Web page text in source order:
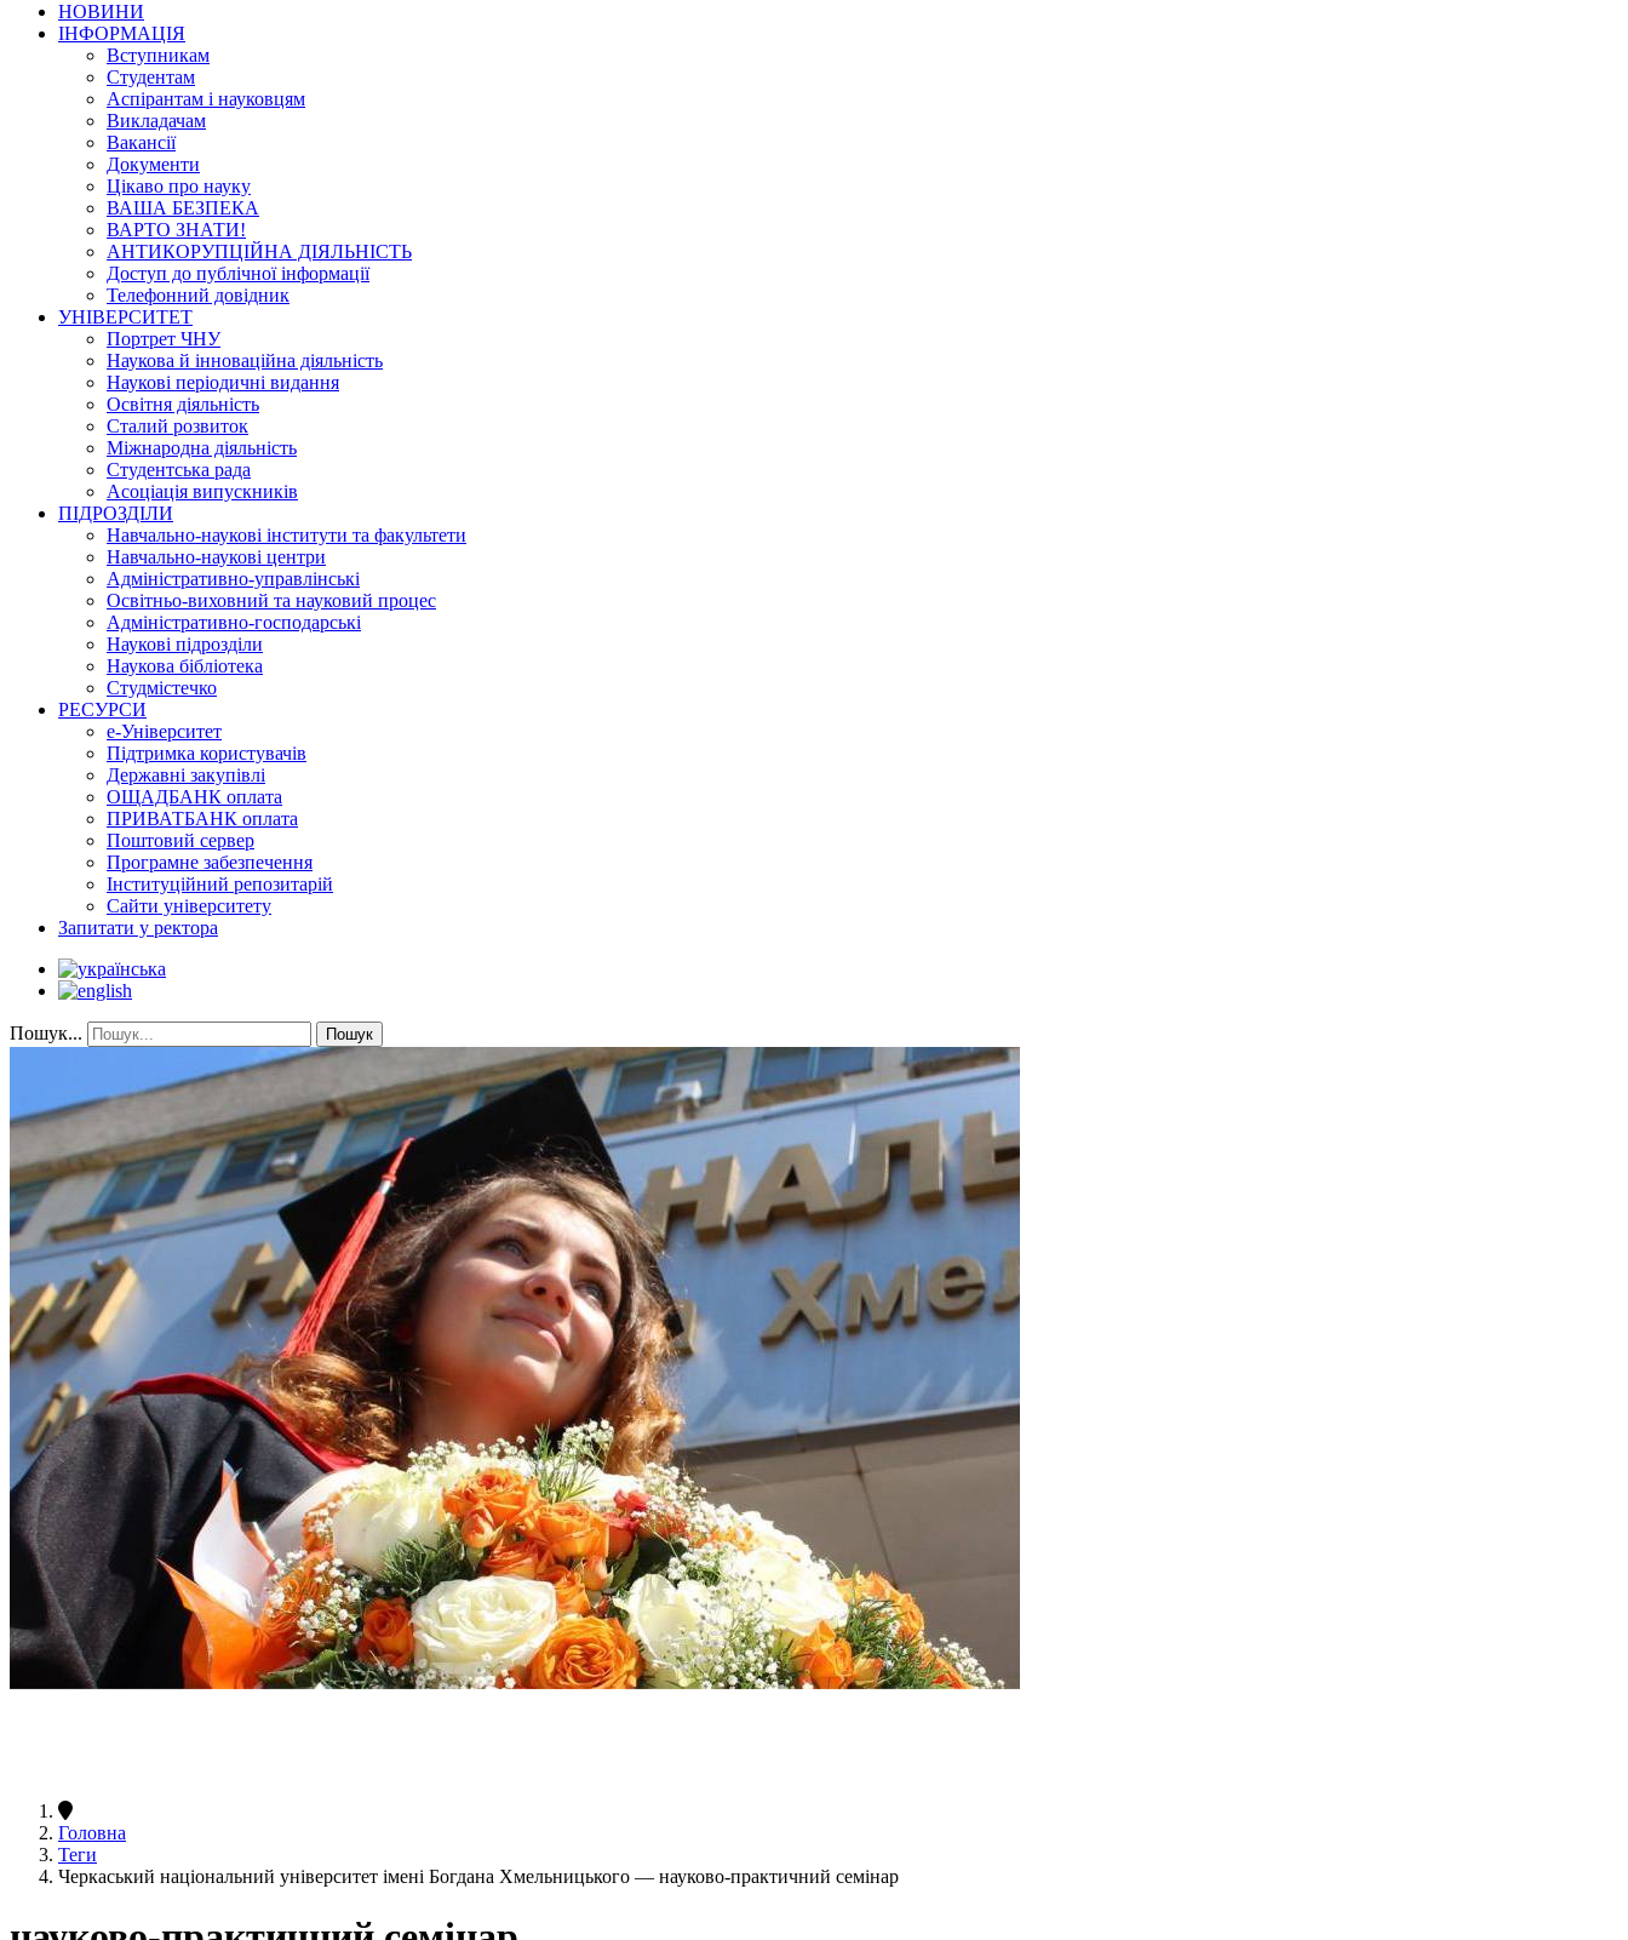
НОВИНИ
ІНФОРМАЦІЯ
Вступникам
Студентам
Аспірантам і науковцям
Викладачам
Вакансії
Документи
Цікаво про науку
ВАША БЕЗПЕКА
ВАРТО ЗНАТИ!
АНТИКОРУПЦІЙНА ДІЯЛЬНІСТЬ
Доступ до публічної інформації
Телефонний довідник
УНІВЕРСИТЕТ
Портрет ЧНУ
Наукова й інноваційна діяльність
Наукові періодичні видання
Освітня діяльність
Сталий розвиток
Міжнародна діяльність
Студентська рада
Асоціація випускників
ПІДРОЗДІЛИ
Навчально-наукові інститути та факультети
Навчально-наукові центри
Адміністративно-управлінські
Освітньо-виховний та науковий процес
Адміністративно-господарські
Наукові підрозділи
Наукова бібліотека
Студмістечко
РЕСУРСИ
е-Університет
Підтримка користувачів
Державні закупівлі
ОЩАДБАНК оплата
ПРИВАТБАНК оплата
Поштовий сервер
Програмне забезпечення
Інституційний репозитарій
Сайти університету
Запитати у ректора
Пошук... Пошук
Головна
Теги
Черкаський національний університет імені Богдана Хмельницького — науково-практичний семінар